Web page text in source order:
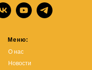
Меню:
О нас
Новости